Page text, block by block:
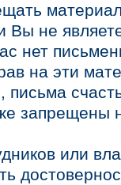
Вы не
нет
на эти
письма
или